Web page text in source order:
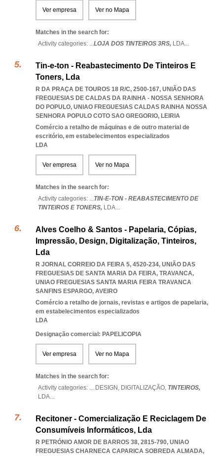
Ver empresa Ver no Mapa
Matches in the search for:
Activity categories: ...LOJA DOS TINTEIROS 3RS, LDA...
Tin-e-ton - Reabastecimento De Tinteiros E
Toners, Lda
R DA PRAÇA DE TOUROS 18 R/C, 2500-167, UNIÃO DAS
FREGUESIAS DE CALDAS DA RAINHA - NOSSA SENHORA
DO POPULO, UNIAO FREGUESIAS CALDAS RAINHA NOSSA
SENHORA POPULO COTO SAO GREGORIO, LEIRIA
Comércio a retalho de máquinas e de outro material de
escritório, em estabelecimentos especializados
LDA
Ver empresa Ver no Mapa
Matches in the search for:
Activity categories: ...TIN-E-TON - REABASTECIMENTO DE
TINTEIROS E TONERS, LDA...
Alves Coelho & Santos - Papelaria, Cópias,
Impressão, Design, Digitalização, Tinteiros,
Lda
R JORNAL CORREIO DA FEIRA 5, 4520-234, UNIÃO DAS
FREGUESIAS DE SANTA MARIA DA FEIRA, TRAVANCA,
UNIAO FREGUESIAS SANTA MARIA FEIRA TRAVANCA
SANFINS ESPARGO, AVEIRO
Comércio a retalho de jornais, revistas e artigos de papelaria,
em estabelecimentos especializados
LDA
Designação comercial: PAPELICOPIA
Ver empresa Ver no Mapa
Matches in the search for:
Activity categories: ... DESIGN, DIGITALIZAÇÃO, TINTEIROS,
LDA...
Recitoner - Comercialização E Reciclagem De
Consumíveis Informáticos, Lda
R PETRÓNIO AMOR DE BARROS 38, 2815-790, UNIAO
FREGUESIAS CHARNECA CAPARICA SOBREDA ALMADA,